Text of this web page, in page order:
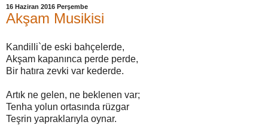
16 Haziran 2016 Perşembe
Akşam Musikisi
Kandilli`de eski bahçelerde,
Akşam kapanınca perde perde,
Bir hatıra zevki var kederde.
Artık ne gelen, ne beklenen var;
Tenha yolun ortasında rüzgar
Teşrin yapraklarıyla oynar.